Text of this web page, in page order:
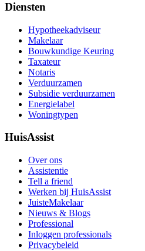
Diensten
Hypotheekadviseur
Makelaar
Bouwkundige Keuring
Taxateur
Notaris
Verduurzamen
Subsidie verduurzamen
Energielabel
Woningtypen
HuisAssist
Over ons
Assistentie
Tell a friend
Werken bij HuisAssist
JuisteMakelaar
Nieuws & Blogs
Professional
Inloggen professionals
Privacybeleid